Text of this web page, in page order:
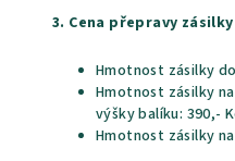
3. Cena přepravy zásilky
Hmotnost zásilky
Hmotnost zásilky
výšky balíku: 390,-
Hmotnost zásilky